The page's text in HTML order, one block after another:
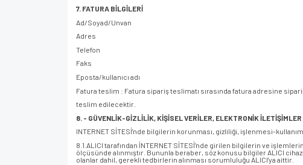
7. FATURA BİLGİLERİ
Ad/Soyad/Unvan
Adres
Telefon
Faks
Eposta/kullanıcı adı
Fatura teslim : Fatura sipariş teslimatı sırasında fatura adresine
teslim edilecektir.
8. - GÜVENLİK-GİZLİLİK, KİŞİSEL VERİLER, ELEKTRONİK
INTERNET SİTESİ'nde bilgilerin korunması, gizliliği, işlenmesi-
8.1.ALICI tarafından İNTERNET SİTESİ'nde girilen bilgilerin ve
ölçüsünde alınmıştır. Bununla beraber, söz konusu bilgiler ALICI
olanlar dahil, gerekli tedbirlerin alınması sorumluluğu ALICI'ya aittir.